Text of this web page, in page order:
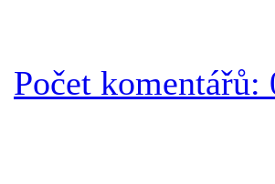
Počet komentářů: